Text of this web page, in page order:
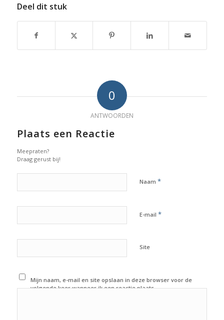
Deel dit stuk
0
ANTWOORDEN
Plaats een Reactie
Meepraten?
Draag gerust bij!
Naam *
E-mail *
Site
Mijn naam, e-mail en site opslaan in deze browser voor de
volgende keer wanneer ik een reactie plaats.